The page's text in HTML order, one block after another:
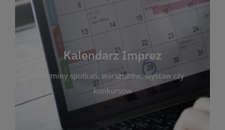
Kalendarz Imprez
terminy spotkań, warsztatów, wystaw czy
konkursów
Zakładka ta gromadzi wszystkie planowane
wydarzenia kulturalne i edukacyjne organizowane
przez bibliotekę. Możesz tu sprawdzić terminy
spotkań, warsztatów, wystaw czy konkursów.
Dzięki przejrzystemu kalendarzowi łatwo
zaplanujesz udział w interesujących Cię
wydarzeniach. Aktualizujemy harmonogram na
bieżąco, by zawsze był zgodny z planem pracy
biblioteki. Zapraszamy do śledzenia i uczestnictwa